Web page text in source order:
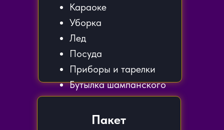
Пакет
Караоке
Уборка
Лед
Посуда
Приборы и тарелки
Бутылка шампанского